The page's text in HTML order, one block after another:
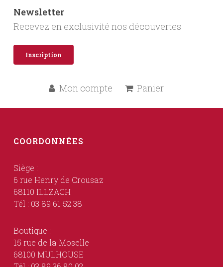
Newsletter
Recevez en exclusivité nos découvertes
Inscription
Mon compte Panier
COORDONNÉES
Siège :
6 rue Henry de Crousaz
68110 ILLZACH
Tél : 03 89 61 52 38
Boutique :
15 rue de la Moselle
68100 MULHOUSE